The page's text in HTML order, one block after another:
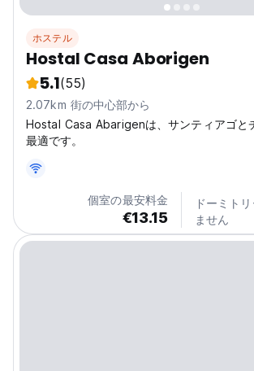
ホステル
Hostal Casa Aborigen
5.1(55)
2.07km 街の中心部から
Hostal Casa Abarigenは、サンティアゴと
最適です。
個室の最安料金
€13.15
ドーミト
ません